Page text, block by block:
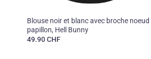
Blouse noir et blanc avec broche noeud
papillon, Hell Bunny
49.90CHF